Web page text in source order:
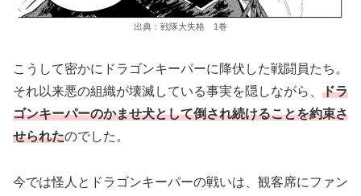
出典：戦隊大失格 1巻
こうして密かにドラゴンキーパーに降伏した戦闘員たち。
それ以来悪の組織が壊滅している事実を隠しながら、 ドラ
ゴンキーパーのかませ犬として倒され続けることを約束さ
せられたのでした。
今では怪人とドラゴンキーパーの戦いは、観客席にファン